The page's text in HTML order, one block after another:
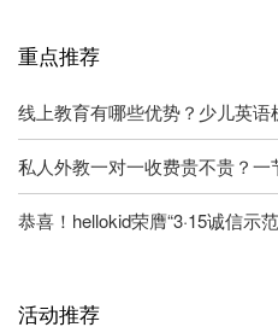
重点推荐
线上教育有哪些优势？少儿英语
私人外教一对一收费贵不贵？一
恭喜！hellokid荣膺“3·15诚信示
活动推荐